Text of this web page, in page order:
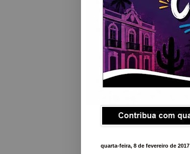
quarta-feira, 8 de fevereiro de 2017